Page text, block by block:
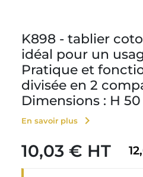
K898 - tablier
idéal pour un
Pratique et
divisée en 2
Dimensions : H
En savoir plus chevron_right
10,03 € HT